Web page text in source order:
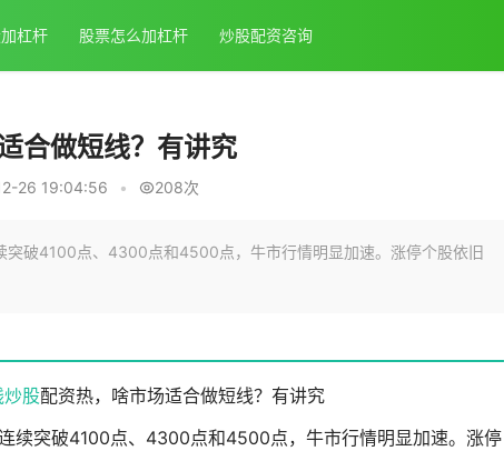
杠杆 股票怎么加杠杆 炒股配资咨询
合做短线？有讲究
26 19:04:56 • 208次
破4100点、4300点和4500点，牛市行情明显加速。涨停个股依旧
炒股配资热，啥市场适合做短线？有讲究
续突破4100点、4300点和4500点，牛市行情明显加速。涨停